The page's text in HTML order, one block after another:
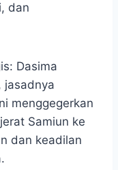
dan
Dasima
jasadnya
menggegerkan
Samiun ke
dan keadilan